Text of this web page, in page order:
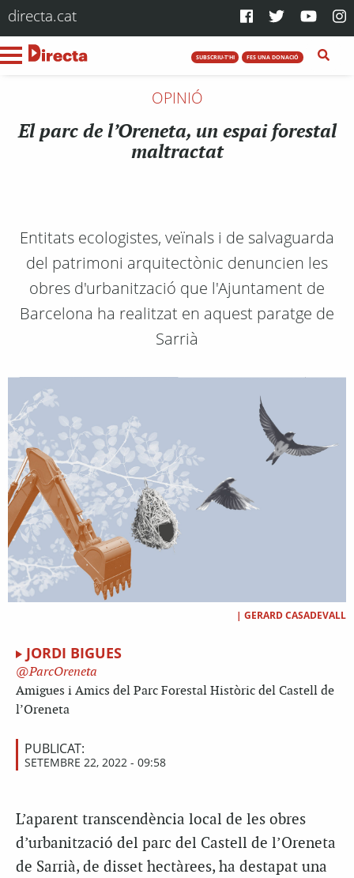
directa.cat
SUBSCRIU-T'HI FES UNA DONACIÓ
OPINIÓ
El parc de l’Oreneta, un espai forestal
maltractat
Entitats ecologistes, veïnals i de salvaguarda
del patrimoni arquitectònic denuncien les
obres d'urbanització que l'Ajuntament de
Barcelona ha realitzat en aquest paratge de
Sarrià
| GERARD CASADEVALL
JORDI BIGUES
ParcOreneta
Amigues i Amics del Parc Forestal Històric del Castell de
l’Oreneta
PUBLICAT:
SETEMBRE 22, 2022 - 09:58
L’aparent transcendència local de les obres
d’urbanització del parc del Castell de l’Oreneta
de Sarrià, de disset hectàrees, ha destapat una